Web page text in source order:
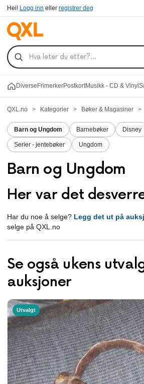
Hei! Logg inn eller registrer deg
Diverse FrimerkerPostkortMusikk - CD & Vinyl
QXL.no > Kategorier > Bøker & Magasiner >
Barn og Ungdom Barnebøker Disney
Serier - jentebøker Ungdom
Barn og Ungdom
Her var det
Har du noe å selge? Legg det ut på
selge på QXL.no
Se også ukens
auksjoner
Utvalgt